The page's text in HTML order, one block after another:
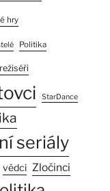
hry
Politika
režiséři
StarDance
seriály
vědci Zločinci